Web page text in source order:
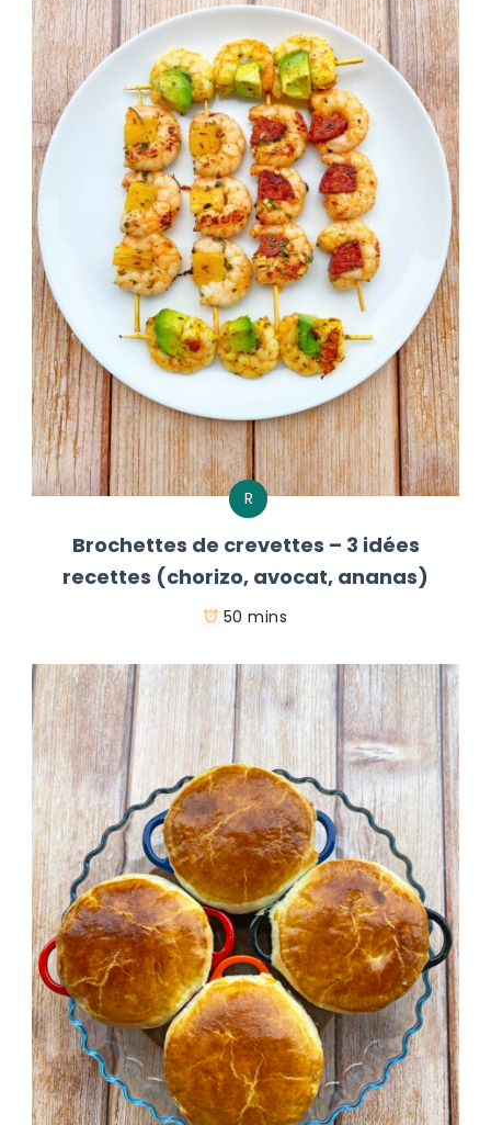
R
Brochettes de crevettes – 3 idées
recettes (chorizo, avocat, ananas)
50 mins